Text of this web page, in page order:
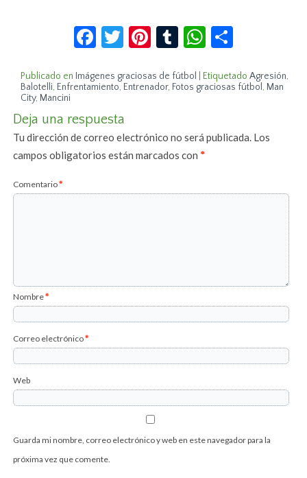
Facebook
Twitter
Pinterest
TumblrWhatsApp
Publicado en Imágenes graciosas de fútbol Etiquetado Agresión,
Balotelli, Enfrentamiento, Entrenador, Fotos graciosas fútbol, Man
City, Mancini
Deja una respuesta
Tu dirección de correo electrónico no será publicada. Los
campos obligatorios están marcados con*
Comentario*
Nombre*
Correo electrónico*
Web
Guarda mi nombre, correo electrónico y web en este navegador para la
próxima vez que comente.